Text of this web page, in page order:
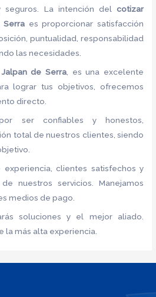
seguros. La intención del cotizar
es proporcionar satisfacción
puntualidad, responsabilidad
las necesidades.
de Serra, es una excelente
lograr tus objetivos, ofrecemos
directo.
ser confiables y honestos,
total de nuestros clientes, siendo
clientes satisfechos y
nuestros servicios. Manejamos
medios de pago.
soluciones y el mejor aliado.
la más alta experiencia.